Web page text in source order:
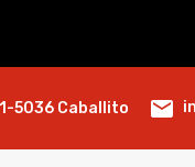
5036 Caballito